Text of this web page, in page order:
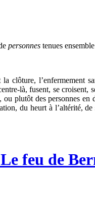
personnes tenues
clôture, l’enfermement
là, fusent, se croisent,
plutôt des personnes en
du heurt à l’altérité, de
feu de